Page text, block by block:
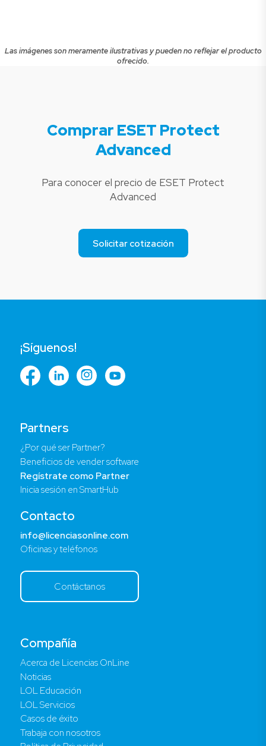
Las imágenes son meramente ilustrativas y pueden no reflejar el producto
ofrecido.
Comprar ESET Protect
Advanced
Para conocer el precio de ESET Protect
Advanced
Solicitar cotización
Compañía
Acerca de Licencias OnLine
Noticias
LOL Educación
LOL Servicios
Casos de éxito
Trabaja con nosotros
Partners
¿Por qué ser Partner?
Beneficios de vender software
Regístrate como Partner
Inicia sesión en SmartHub
Contacto
info@licenciasonline.com
Oficinas y teléfonos
Contáctanos
¡Síguenos!